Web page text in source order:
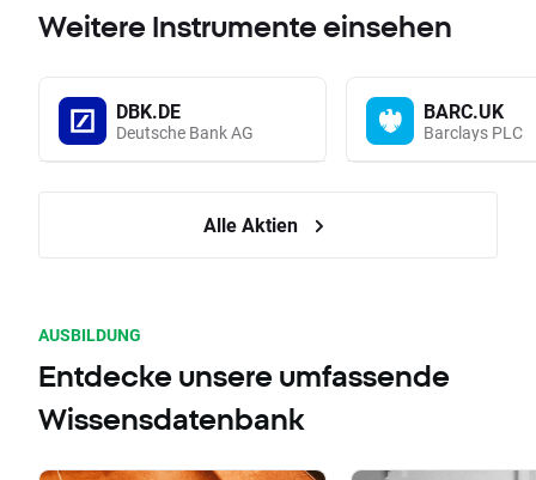
Weitere Instrumente einsehen
DBK.DE
Deutsche Bank AG
BARC.UK
Barclays PLC
Alle Aktien
AUSBILDUNG
Entdecke unsere umfassende
Wissensdatenbank